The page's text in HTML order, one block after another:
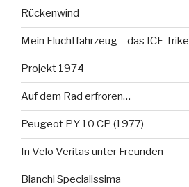
Rückenwind
Mein Fluchtfahrzeug – das ICE Trike
Projekt 1974
Auf dem Rad erfroren…
Peugeot PY 10 CP (1977)
In Velo Veritas unter Freunden
Bianchi Specialissima